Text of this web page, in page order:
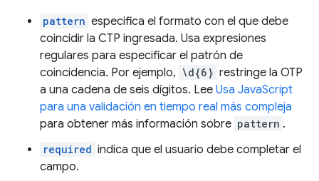
pattern especifica el formato con el que debe
coincidir la CTP ingresada. Usa expresiones
regulares para especificar el patrón de
coincidencia. Por ejemplo, \d{6} restringe la OTP
a una cadena de seis dígitos. Lee Usa JavaScript
para una validación en tiempo real más compleja
para obtener más información sobre pattern .
required indica que el usuario debe completar el
campo.